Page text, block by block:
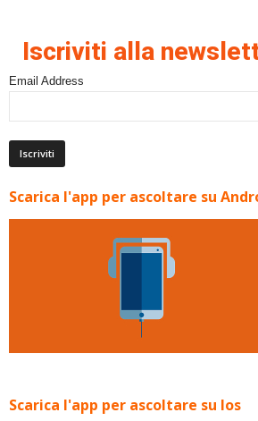
Iscriviti alla
Email Address
Scarica l'app per ascoltare su
Scarica l'app per ascoltare su Ios